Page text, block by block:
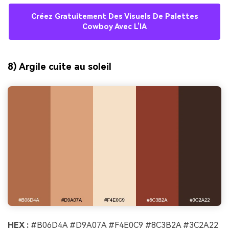
Créez Gratuitement Des Visuels De Palettes
Cowboy Avec L’IA
8) Argile cuite au soleil
HEX : #B06D4A #D9A07A #F4E0C9 #8C3B2A #3C2A22